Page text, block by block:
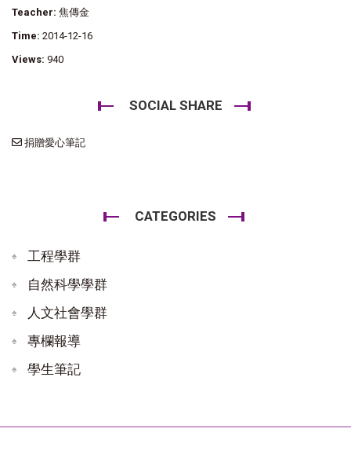
Teacher: 焦傳金
Time: 2014-12-16
Views: 940
SOCIAL SHARE
捐贈愛心筆記
CATEGORIES
工程學群
自然科學學群
人文社會學群
專欄報導
學生筆記